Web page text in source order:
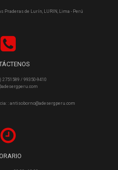
Praderas de Lurín, LURIN, Lima - Perú
2751589 / 99350-9410
: antisoborno@adesergperu.com